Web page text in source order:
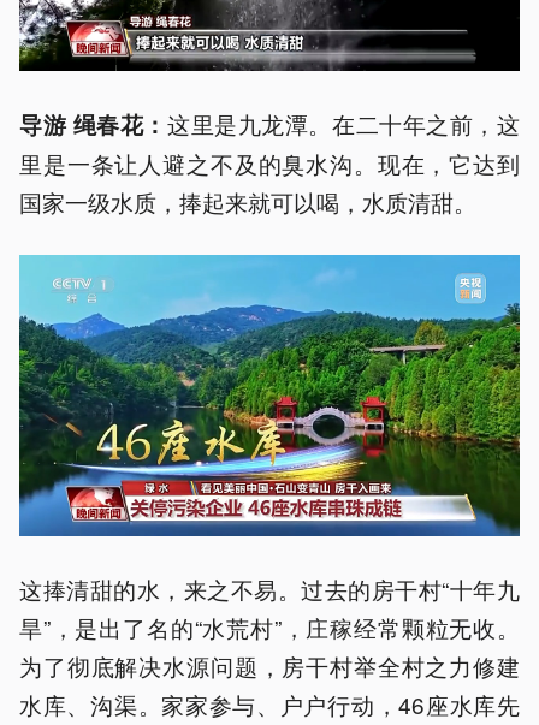
导游 绳春花： 这里是九龙潭。在二十年之前，这
里是一条让人避之不及的臭水沟。现在，它达到
国家一级水质，捧起来就可以喝，水质清甜。
这捧清甜的水，来之不易。过去的房干村“十年九
旱”，是出了名的“水荒村”，庄稼经常颗粒无收。
为了彻底解决水源问题，房干村举全村之力修建
水库、沟渠。家家参与、户户行动，46座水库先